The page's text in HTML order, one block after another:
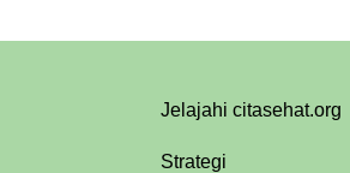
Jelajahi citasehat.org
Strategi